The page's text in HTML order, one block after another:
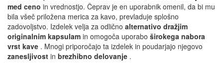
med ceno in vrednostjo. Čeprav je en uporabnik omenil, da bi mu
bila všeč priložena merica za kavo, prevladuje splošno
zadovoljstvo. Izdelek velja za odlično alternativo dražjim
originalnim kapsulam in omogoča uporabo širokega nabora
vrst kave . Mnogi priporočajo ta izdelek in poudarjajo njegovo
zanesljivost in brezhibno delovanje .